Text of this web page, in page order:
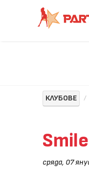
КЛУБОВЕ
сряда, 07